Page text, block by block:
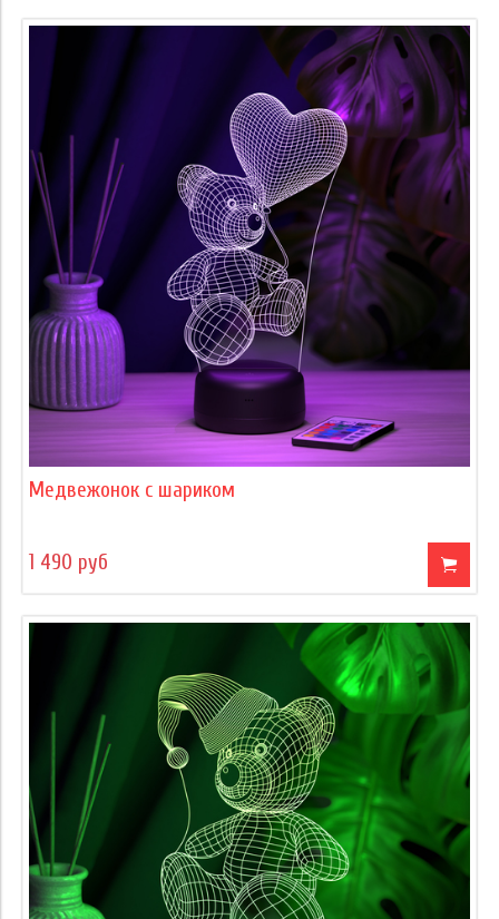
Медвежонок с шариком
1 490 руб